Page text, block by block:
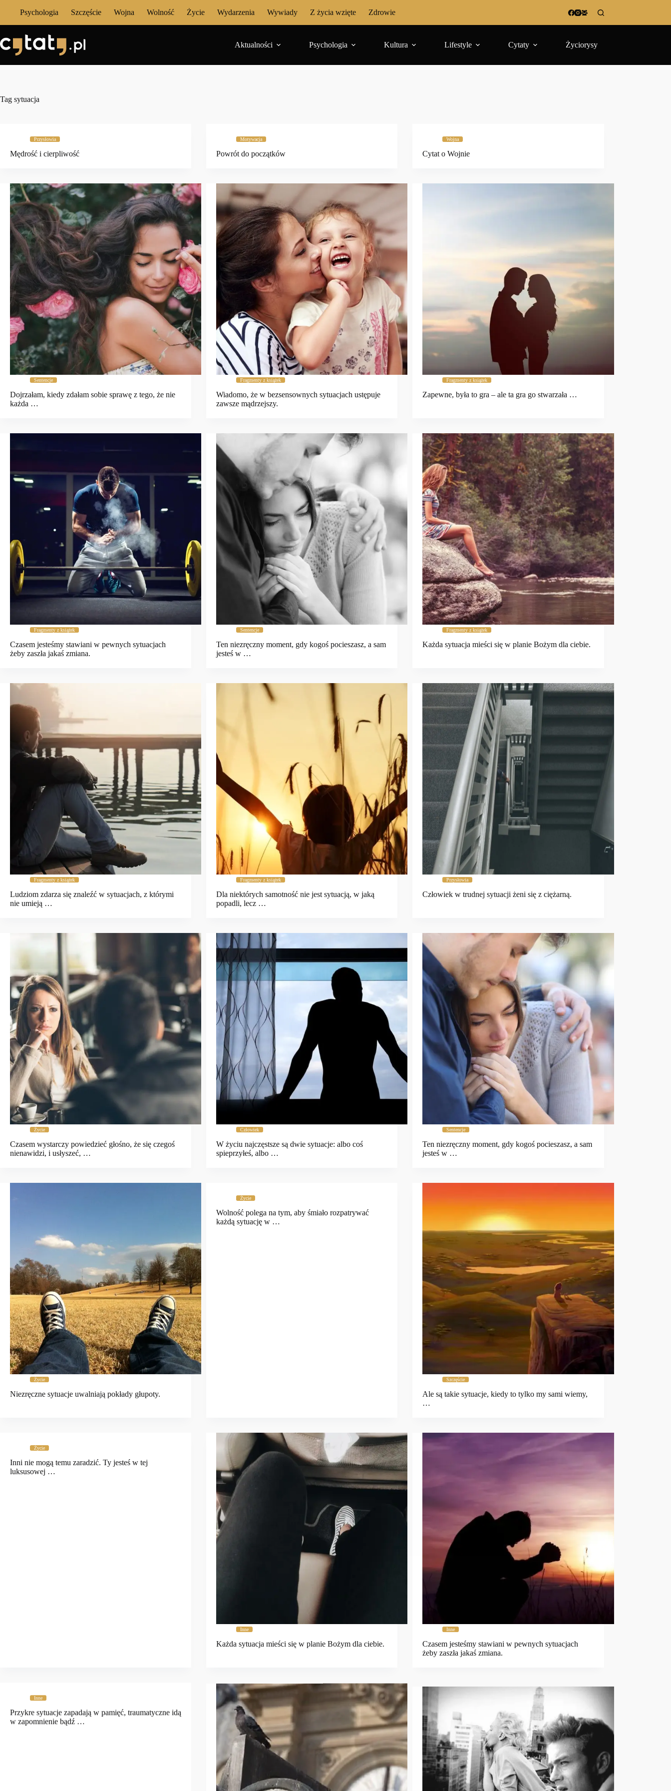
Psychologia Szczęście Wojna Wolność Życie Wydarzenia Wywiady Z życia wzięte Zdrowie
Aktualności Psychologia Kultura Lifestyle Cytaty Życiorysy
Tag sytuacja
Przysłowia
Mędrość i cierpliwość
Motywacja
Powrót do początków
Wojna
Cytat o Wojnie
Sentencje
Dojrzałam, kiedy zdałam sobie sprawę z tego, że nie
każda …
Fragmenty z książek
Wiadomo, że w bezsensownych sytuacjach ustępuje
zawsze mądrzejszy.
Fragmenty z książek
Zapewne, była to gra – ale ta gra go stwarzała …
Fragmenty z książek
Czasem jesteśmy stawiani w pewnych sytuacjach
żeby zaszła jakaś zmiana.
Sentencje
Ten niezręczny moment, gdy kogoś pocieszasz, a sam
jesteś w …
Fragmenty z książek
Każda sytuacja mieści się w planie Bożym dla ciebie.
Fragmenty z książek
Ludziom zdarza się znaleźć w sytuacjach, z którymi
nie umieją …
Fragmenty z książek
Dla niektórych samotność nie jest sytuacją, w jaką
popadli, lecz …
Przysłowia
Człowiek w trudnej sytuacji żeni się z ciężarną.
Życie
Czasem wystarczy powiedzieć głośno, że się czegoś
nienawidzi, i usłyszeć, …
Człowiek
W życiu najczęstsze są dwie sytuacje: albo coś
spieprzyłeś, albo …
Sentencje
Ten niezręczny moment, gdy kogoś pocieszasz, a sam
jesteś w …
Życie
Niezręczne sytuacje uwalniają pokłady głupoty.
Życie
Wolność polega na tym, aby śmiało rozpatrywać
każdą sytuację w …
Szczęście
Ale są takie sytuacje, kiedy to tylko my sami wiemy,
…
Życie
Inni nie mogą temu zaradzić. Ty jesteś w tej
luksusowej …
Inne
Każda sytuacja mieści się w planie Bożym dla ciebie.
Inne
Czasem jesteśmy stawiani w pewnych sytuacjach
żeby zaszła jakaś zmiana.
Inne
Przykre sytuacje zapadają w pamięć, traumatyczne idą
w zapomnienie bądź …